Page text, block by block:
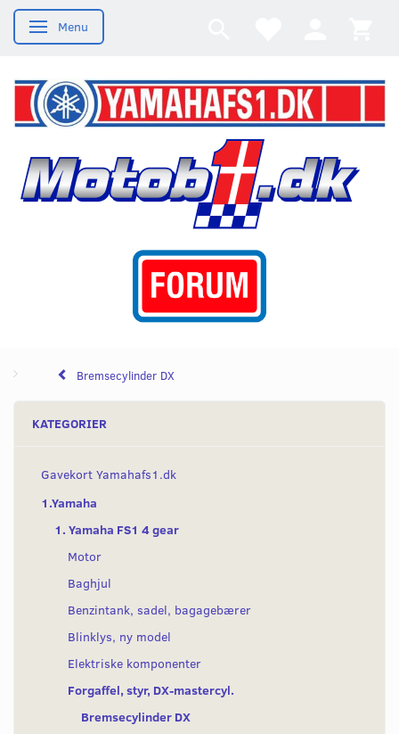
Skifte navigation
Menu
Bremsecylinder DX
KATEGORIER
Gavekort Yamahafs1.dk
1.Yamaha
1. Yamaha FS1 4 gear
Motor
Baghjul
Benzintank, sadel, bagagebærer
Blinklys, ny model
Elektriske komponenter
Forgaffel, styr, DX-mastercyl.
Bremsecylinder DX